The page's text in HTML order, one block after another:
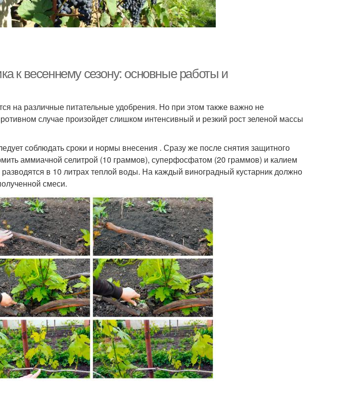
к весеннему сезону: основные работы и
на различные питательные удобрения. Но при этом также важно не
случае произойдет слишком интенсивный и резкий рост зеленой массы
соблюдать сроки и нормы внесения . Сразу же после снятия защитного
аммиачной селитрой (10 граммов), суперфосфатом (20 граммов) и калием
в 10 литрах теплой воды. На каждый виноградный кустарник должно
смеси.